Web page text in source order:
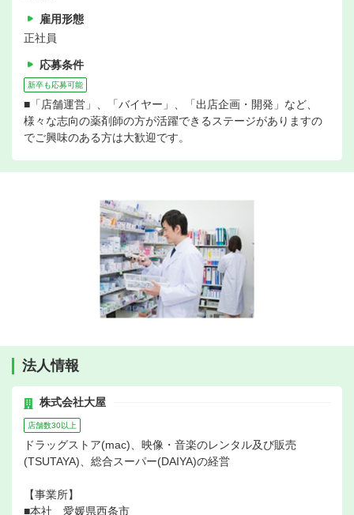
雇用形態
正社員
応募条件
新卒も応募可能
■「店舗運営」、「バイヤー」、「出店企画・開発」など、
様々な志向の薬剤師の方が活躍できるステージがありますの
でご興味のある方は大歓迎です。
法人情報
株式会社大屋
店舗数30以上
ドラッグストア(mac)、映像・音楽のレンタル及び販売
(TSUTAYA)、総合スーパー(DAIYA)の経営
【事業所】
■本社 愛媛県西条市